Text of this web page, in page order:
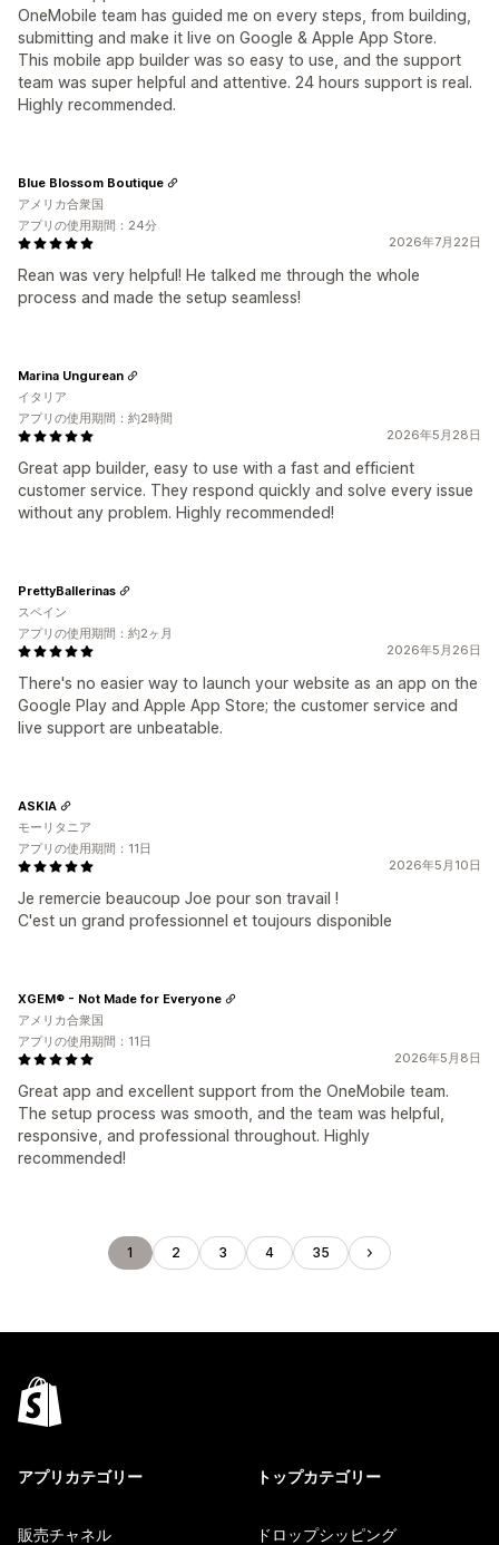
OneMobile team has guided me on every steps, from building,
submitting and make it live on Google & Apple App Store.
This mobile app builder was so easy to use, and the support
team was super helpful and attentive. 24 hours support is real.
Highly recommended.
2026年7月22日
Rean was very helpful! He talked me through the whole
process and made the setup seamless!
Blue Blossom Boutique
アメリカ合衆国
アプリの使用期間：24分
2026年5月28日
Great app builder, easy to use with a fast and efficient
customer service. They respond quickly and solve every issue
without any problem. Highly recommended!
Marina Ungurean
イタリア
アプリの使用期間：約2時間
2026年5月26日
There's no easier way to launch your website as an app on the
Google Play and Apple App Store; the customer service and
live support are unbeatable.
PrettyBallerinas
スペイン
アプリの使用期間：約2ヶ月
2026年5月10日
Je remercie beaucoup Joe pour son travail !
C'est un grand professionnel et toujours disponible
ASKIA
モーリタニア
アプリの使用期間：11日
2026年5月8日
Great app and excellent support from the OneMobile team.
The setup process was smooth, and the team was helpful,
responsive, and professional throughout. Highly
recommended!
XGEM® - Not Made for Everyone
アメリカ合衆国
アプリの使用期間：11日
1 2 3 4 35
アプリカテゴリー
販売チャネル
トップカテゴリー
ドロップシッピング